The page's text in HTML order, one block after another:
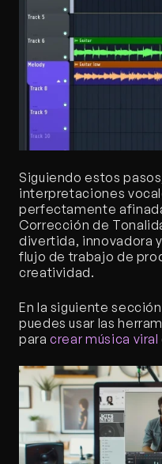
Siguiendo estos
interpretaciones
perfectamente
Corrección de
divertida, innovadora
flujo de trabajo de
creatividad.
En la siguiente
puedes usar las
para crear música viral